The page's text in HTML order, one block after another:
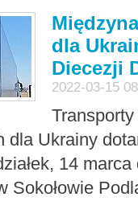
dla
Diecezji
2022-03-15
Ukrainy
14
Sokołowie